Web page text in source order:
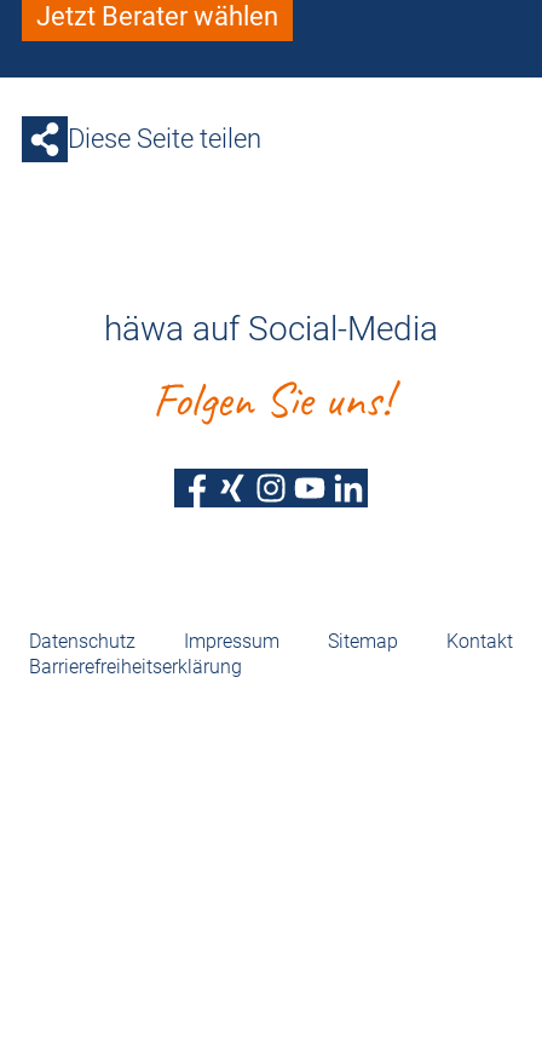
Jetzt Berater wählen
Diese Seite teilen
häwa auf Social-Media
Folgen Sie uns!
Datenschutz Impressum Sitemap
Kontakt
Barrierefreiheitserklärung